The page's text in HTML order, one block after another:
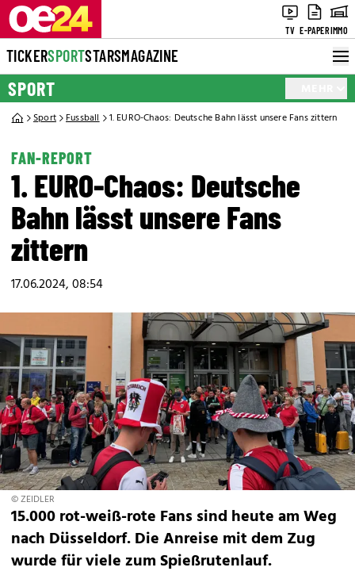
TV E-PAPERIMMO
TICKERSPORTSTARSMAGAZINE
SPORT
Sport Fussball 1. EURO-Chaos: Deutsche Bahn lässt unsere Fans zittern
FAN-REPORT
1. EURO-Chaos: Deutsche
Bahn lässt unsere Fans
zittern
17.06.2024, 08:54
© ZEIDLER
15.000 rot-weiß-rote Fans sind heute am Weg
nach Düsseldorf. Die Anreise mit dem Zug
wurde für viele zum Spießrutenlauf.